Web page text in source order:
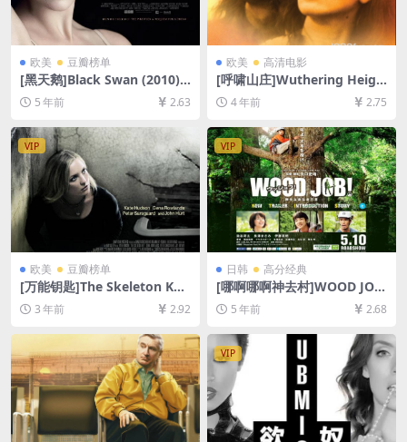
欧美 豆瓣榜单
[黑天鹅]Black Swan (2010)
[百度网盘+迅雷云盘资源1080
P超清未删减][MP4/6.7GB][中
5 年前 2.63
欧美 高清电影
[呼啸山庄]Wuthering Heigh
ts (1992)[百度网盘+迅雷云盘
资源1080P超清未删减][MP4/
4 年前 2.75
VIP
欧美 豆瓣榜单
[万能钥匙]The Skeleton Key
(2005)[百度网盘+夸克网盘10
80P超清未删减资源][网盘在
线播放/下载][MP4/3.4GB][中
3 年前 2.92
VIP
日韩 高分经典
[哪啊哪啊神去村]WOOD JO
B！神去なあなあ日常 (2014)
[百度网盘+夸克网盘+迅雷云
盘资源1080P超清未删减][MP
4/7.5GB][日语中字]
5 年前 2.68
VIP